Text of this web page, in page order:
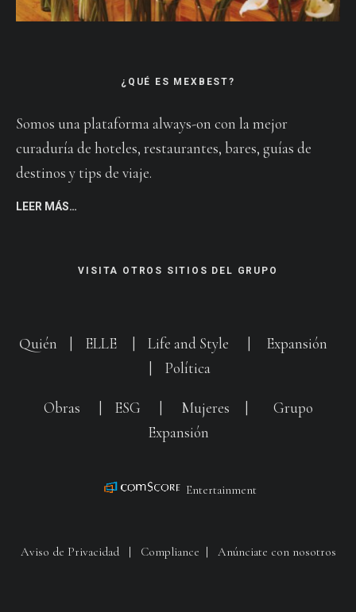
¿QUÉ ES MEXBEST?
Somos una plataforma always-on con la mejor
curaduría de hoteles, restaurantes, bares, guías de
destinos y tips de viaje.
LEER MÁS…
VISITA OTROS SITIOS DEL GRUPO
Quién ELLE Life and Style
Expansión
Política
Obras ESG Mujeres
Grupo
Expansión
Entertainment
Aviso de Privacidad| Compliance Anúnciate con nosotros